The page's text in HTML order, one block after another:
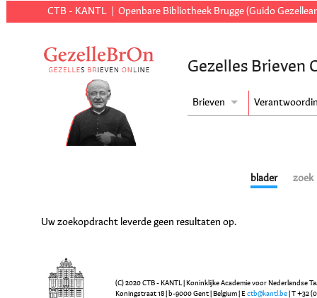
CTB - KANTL Openbare Bibliotheek Brugge (Guido
Gezelles Brieven
Brieven
blader zoek
Uw zoekopdracht leverde geen resultaten op.
(C) 2020 CTB - KANTL | Koninklijke Academie voor Nederlandse
Koningstraat 18 | b-9000 Gent | Belgium | E ctb@kantl.be | T +32